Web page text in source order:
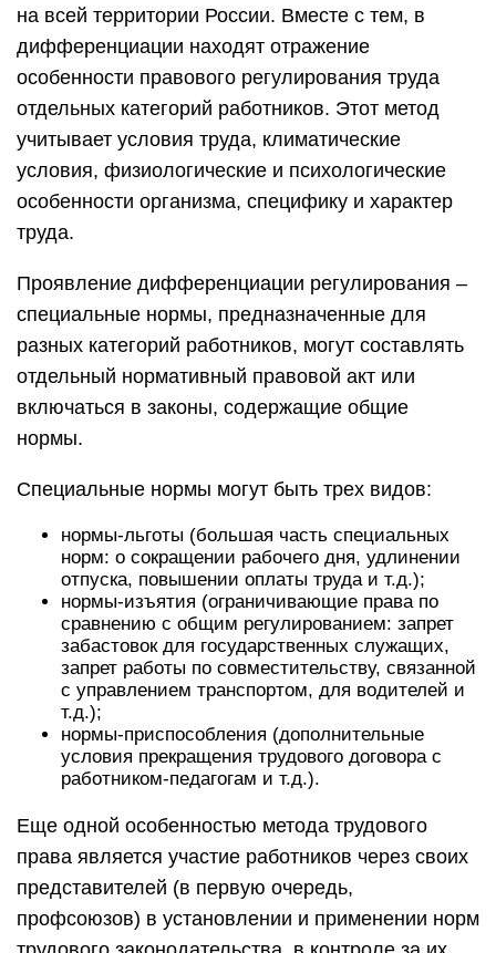
на всей территории России. Вместе с тем, в
дифференциации находят отражение
особенности правового регулирования труда
отдельных категорий работников. Этот метод
учитывает условия труда, климатические
условия, физиологические и психологические
особенности организма, специфику и характер
труда.
Проявление дифференциации регулирования –
специальные нормы, предназначенные для
разных категорий работников, могут составлять
отдельный нормативный правовой акт или
включаться в законы, содержащие общие
нормы.
Специальные нормы могут быть трех видов:
нормы-льготы (большая часть специальных
норм: о сокращении рабочего дня, удлинении
отпуска, повышении оплаты труда и т.д.);
нормы-изъятия (ограничивающие права по
сравнению с общим регулированием: запрет
забастовок для государственных служащих,
запрет работы по совместительству, связанной
с управлением транспортом, для водителей и
т.д.);
нормы-приспособления (дополнительные
условия прекращения трудового договора с
работником-педагогам и т.д.).
Еще одной особенностью метода трудового
права является участие работников через своих
представителей (в первую очередь,
профсоюзов) в установлении и применении норм